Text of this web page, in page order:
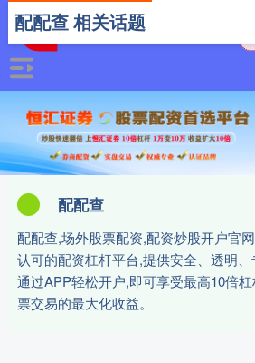
配配查
配配查,场外股票配资,配资炒股开户官
认可的配资杠杆平台,提供安全、透明、
通过APP轻松开户,即可享受最高10倍
票交易的最大化收益。
配配查 相关话题